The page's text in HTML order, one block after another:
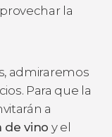
la
admiraremos
Para que la
a
de vino y el